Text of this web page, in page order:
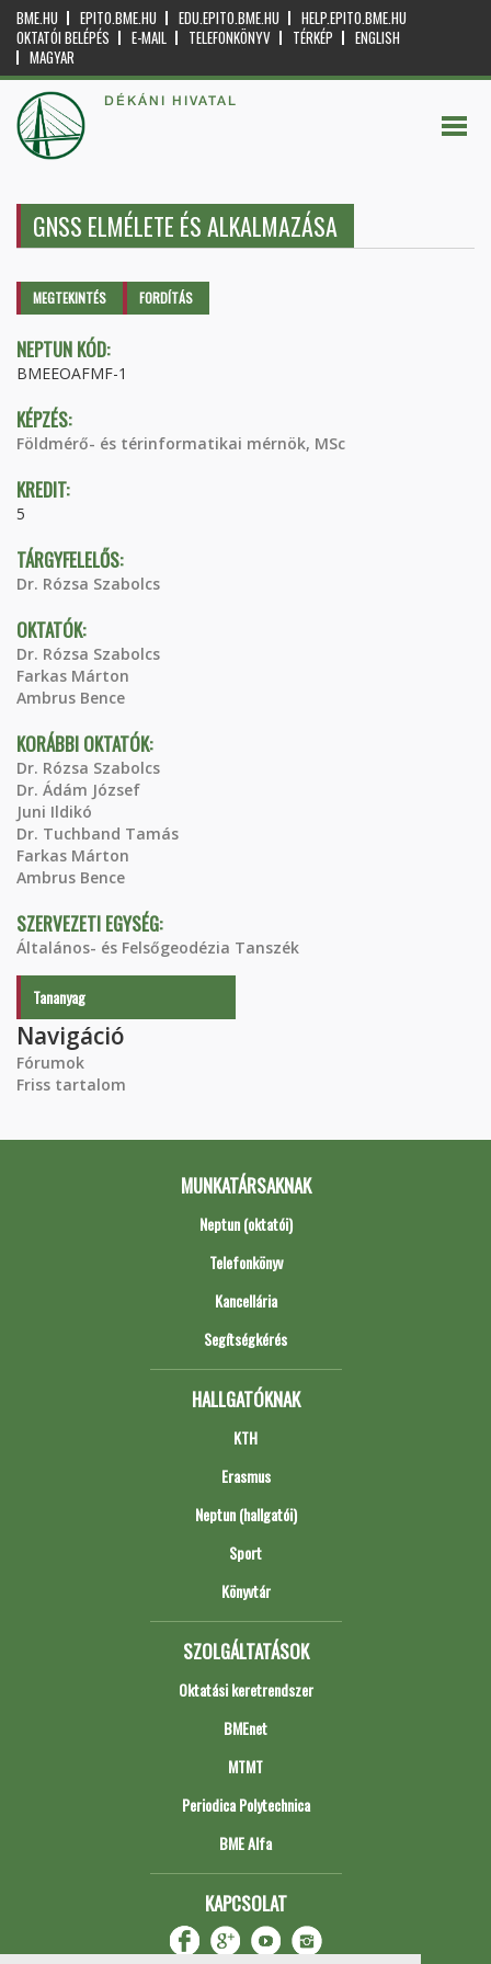
BME.HU EPITO.BME.HU EDU.EPITO.BME.HU
HELP.EPITO.BME.HU
OKTATÓI BELÉPÉS
E-MAIL TELEFONKÖNYV TÉRKÉP
ENGLISH
MAGYAR
DÉKÁNI HIVATAL
GNSS ELMÉLETE ÉS ALKALMAZÁSA
Elsődleges fülek
MEGTEKINTÉS (AKTÍVFORDÍTÁS
NEPTUN KÓD:
BMEEOAFMF-1
KÉPZÉS:
Földmérő- és térinformatikai mérnök, MSc
KREDIT:
5
TÁRGYFELELŐS:
Dr. Rózsa Szabolcs
OKTATÓK:
Dr. Rózsa Szabolcs
Farkas Márton
Ambrus Bence
KORÁBBI OKTATÓK:
Dr. Rózsa Szabolcs
Dr. Ádám József
Juni Ildikó
Dr. Tuchband Tamás
Farkas Márton
Ambrus Bence
SZERVEZETI EGYSÉG:
Általános- és Felsőgeodézia Tanszék
Tananyag
Navigáció
Fórumok
Friss tartalom
MUNKATÁRSAKNAK
Neptun (oktatói)
Telefonkönyv
Kancellária
Segítségkérés
HALLGATÓKNAK
KTH
Erasmus
Neptun (hallgatói)
Sport
Könyvtár
SZOLGÁLTATÁSOK
Oktatási keretrendszer
BMEnet
MTMT
Periodica Polytechnica
BME Alfa
KAPCSOLAT